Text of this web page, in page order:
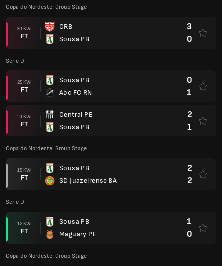
Copa do Nordeste: Group Stage
30 KWI
FT
CRB
Sousa PB
3
0
Serie D
25 KWI
FT
Sousa PB
Abc FC RN
0
1
19 KWI
FT
Central PE
Sousa PB
2
1
Copa do Nordeste: Group Stage
15 KWI
FT
Sousa PB
SD Juazeirense BA
2
2
Serie D
12 KWI
FT
Sousa PB
Maguary PE
1
0
Copa do Nordeste: Group Stage